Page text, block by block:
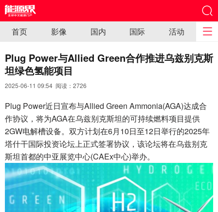
首页 影像 国内 国际 活动
Plug Power与Allied Green合作推进乌兹别克斯
坦绿色氢能项目
2025-06-11 09:54 阅读： 2726
Plug Power近日宣布与Allied Green Ammonia(AGA)达成合
作协议，将为AGA在乌兹别克斯坦的可持续燃料项目提供
2GW电解槽设备。双方计划在6月10日至12日举行的2025年
塔什干国际投资论坛上正式签署协议，该论坛将在乌兹别克
斯坦首都的中亚展览中心(CAEx中心)举办。